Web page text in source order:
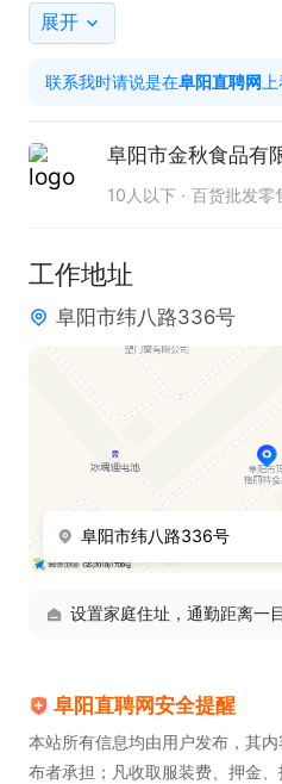
心。
3、有相关工作经验优先。
展开
联系我时请说是在阜阳直聘网
阜阳市金秋食品有
10人以下 百货批发零
工作地址
阜阳市纬八路336号
阜阳市纬八路336号
设置家庭住址，通勤距离一
阜阳直聘网安全提醒
本站所有信息均由用户发布，其
布者承担；凡收取服装费、押金